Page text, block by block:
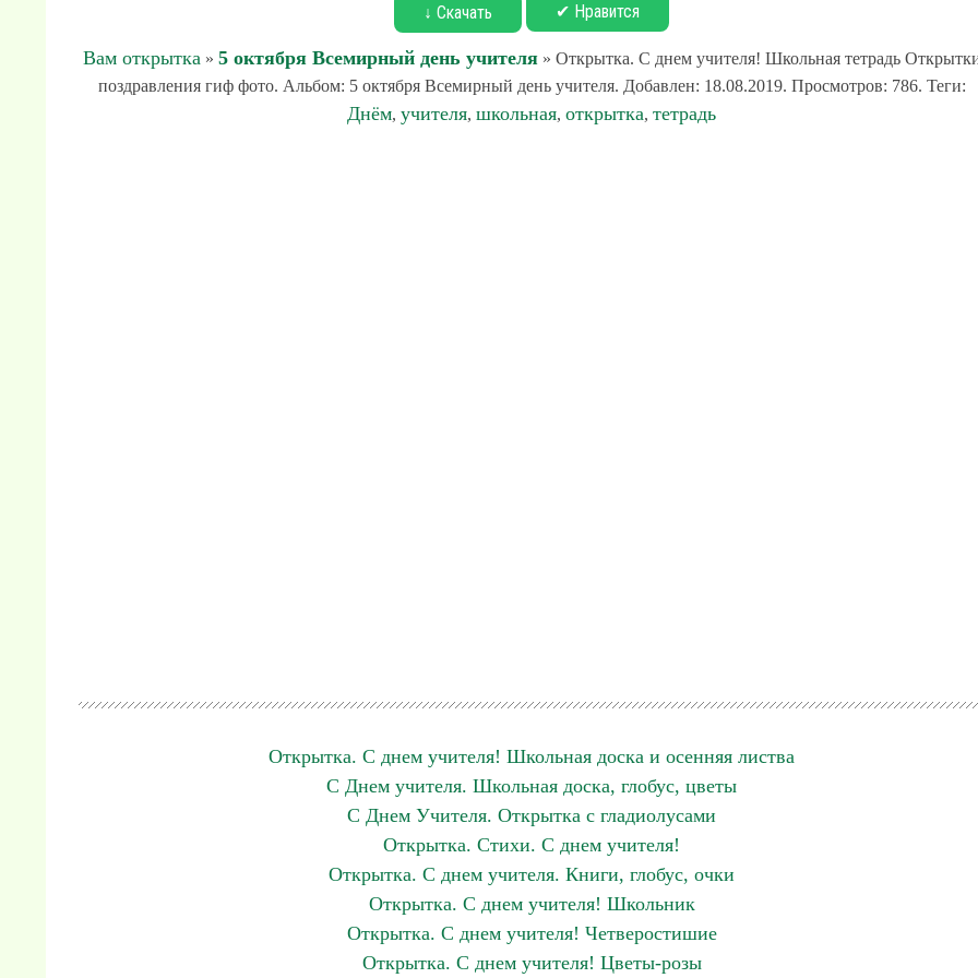
↓ Скачать ✔ Нравится
Вам открытка » 5 октября Всемирный день учителя» Открытка. С днем учителя! Школьная тетрадь
поздравления гиф фото. Альбом: 5 октября Всемирный день учителя. Добавлен: 18.08.2019. Просмотров: 786. Теги:
Днём, учителя, школьная, открытка, тетрадь
Открытка. С днем учителя! Школьная доска и осенняя листва
С Днем учителя. Школьная доска, глобус, цветы
С Днем Учителя. Открытка с гладиолусами
Открытка. Стихи. С днем учителя!
Открытка. С днем учителя. Книги, глобус, очки
Открытка. С днем учителя! Школьник
Открытка. С днем учителя! Четверостишие
Открытка. С днем учителя! Цветы-розы